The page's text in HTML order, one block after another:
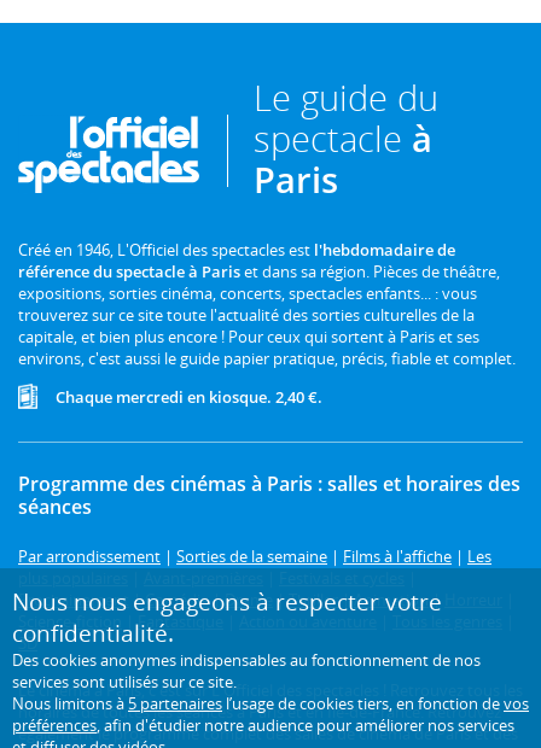
Le guide du
spectacle à
Paris
Créé en 1946, L'Officiel des spectacles est l'hebdomadaire de
référence du spectacle à Pariset dans sa région. Pièces de théâtre,
expositions, sorties cinéma, concerts, spectacles enfants... : vous
trouverez sur ce site toute l'actualité des sorties culturelles de la
capitale, et bien plus encore ! Pour ceux qui sortent à Paris et ses
environs, c'est aussi le guide papier pratique, précis, fiable et complet.
Chaque mercredi en kiosque. 2,40 €.
Programme des cinémas à Paris : salles et horaires des
séances
Par arrondissement | Sorties de la semaine | Films à l'affiche | Les
Prochainement |Comédie|Drame |Thriller|Animation|
Science-fiction
|Fantastique Action ou aventure
3D
Le cinéma à Paris, c'est sur L'Officiel des spectacles ! Retrouvez tous les
horaires de toutes les séances à Paris et en Île-de-France. Retrouvez
également le programme complet des salles de cinéma de Paris et des
Nous nous engageons à respecter votre
confidentialité.
Des cookies anonymes indispensables au fonctionnement de nos
services sont utilisés sur ce site.
Nous limitons à 5 partenaires l’usage de cookies tiers, en fonction devos
préférences, afin d'étudier notre audience pour améliorer nos services